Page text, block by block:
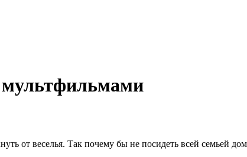
мультфильмами
от веселья. Так почему бы не посидеть всей семьей